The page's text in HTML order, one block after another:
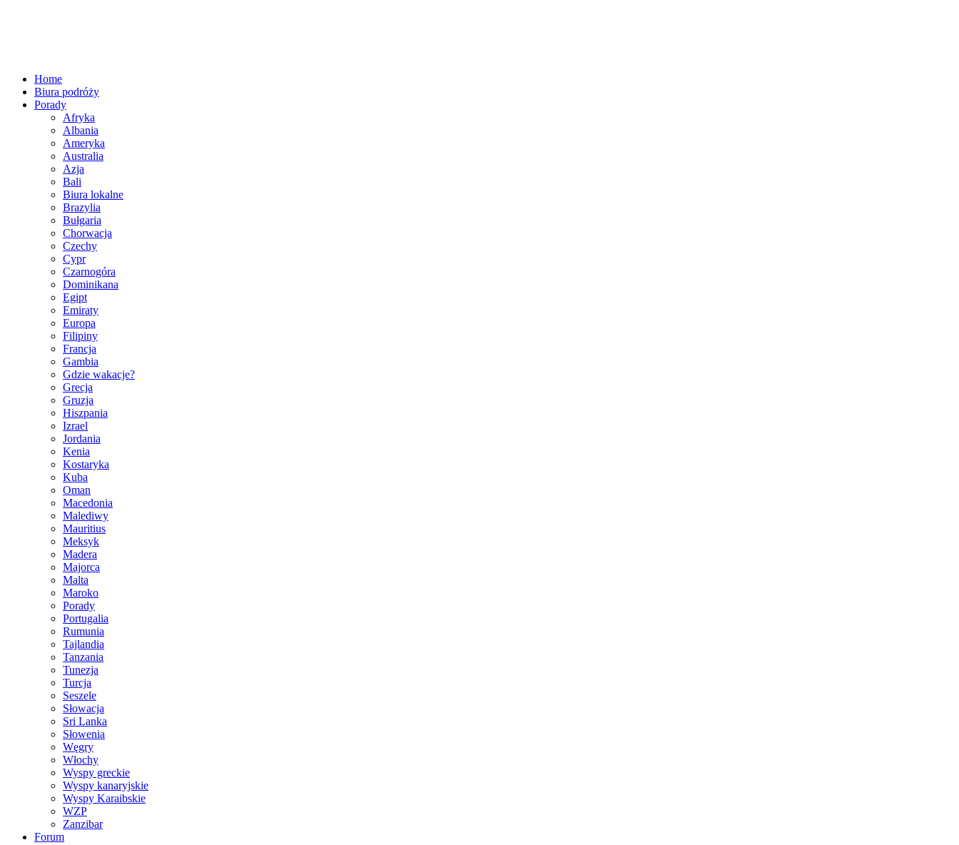
Home
Biura podróży
Porady
Afryka
Albania
Ameryka
Australia
Azja
Bali
Biura lokalne
Brazylia
Bułgaria
Chorwacja
Czechy
Cypr
Czarnogóra
Dominikana
Egipt
Emiraty
Europa
Filipiny
Francja
Gambia
Gdzie wakacje?
Grecja
Gruzja
Hiszpania
Izrael
Jordania
Kenia
Kostaryka
Kuba
Oman
Macedonia
Malediwy
Mauritius
Meksyk
Madera
Majorca
Malta
Maroko
Porady
Portugalia
Rumunia
Tajlandia
Tanzania
Tunezja
Turcja
Seszele
Słowacja
Sri Lanka
Słowenia
Węgry
Włochy
Wyspy greckie
Wyspy kanaryjskie
Wyspy Karaibskie
WZP
Zanzibar
Forum